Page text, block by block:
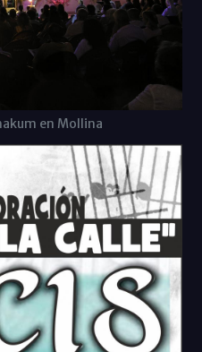
en Mollina